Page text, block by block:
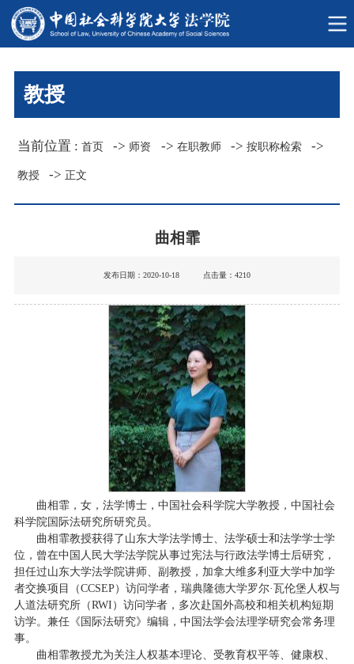
教授
当前位置 :首页 -> 师资 -> 在职教师 ->按职称检索 ->
教授 ->正文
曲相霏
发布日期：2020-10-18 点击量： 4210
曲相霏，女，法学博士，中国社会科学院大学教授，中国社会
科学院国际法研究所研究员。
曲相霏教授获得了山东大学法学博士、法学硕士和法学学士学
位，曾在中国人民大学法学院从事过宪法与行政法学博士后研究，
担任过山东大学法学院讲师、副教授，加拿大维多利亚大学中加学
者交换项目（CCSEP）访问学者，瑞典隆德大学罗尔·瓦伦堡人权与
人道法研究所（RWI）访问学者，多次赴国外高校和相关机构短期
访学。兼任《国际法研究》编辑，中国法学会法理学研究会常务理
事。
曲相霏教授尤为关注人权基本理论、受教育权平等、健康权、